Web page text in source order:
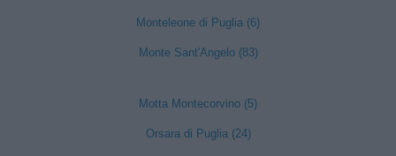
Monteleone di Puglia (6)
Monte Sant'Angelo (83)
Motta Montecorvino (5)
Orsara di Puglia (24)